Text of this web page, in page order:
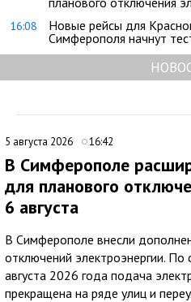
16:08
Новые рейсы для
Симферополя начнут
5 августа 2026 16:42
В Симферополе
для планового
6 августа
В Симферополе внесли
отключений электроэнергии.
августа 2026 года подача
прекращена на ряде улиц и